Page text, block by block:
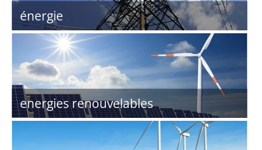
énergie
energies renouvelables